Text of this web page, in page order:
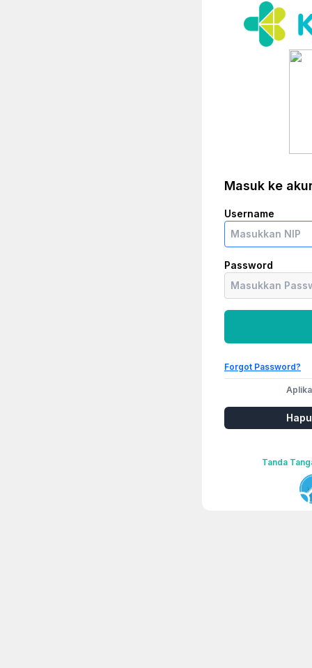
Masuk ke
Username
Password
Forgot Password?
Tanda